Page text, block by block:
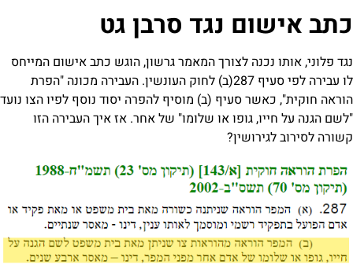
נגד סרבן גט
לצורך המאמר גרשון, הוגש כתב אישום המייחס
לו עבירה לפי סעיף 287(ב) לחוק העונשין. העבירה מכונה "הפרת
סעיף (ב) מוסיף להפרה יסוד נוסף לפיו הצו נועד
גופו או שלומו" של אחר. אז איך העבירה הזו